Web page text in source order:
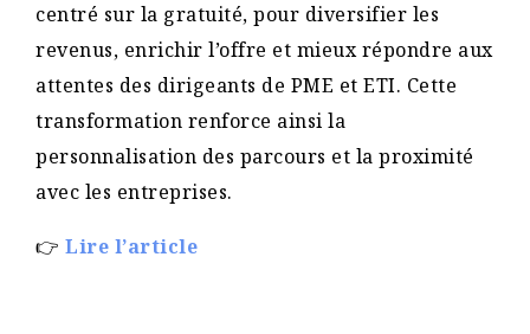
centré sur la gratuité, pour diversifier les
revenus, enrichir l’offre et mieux répondre aux
attentes des dirigeants de PME et ETI. Cette
transformation renforce ainsi la
personnalisation des parcours et la proximité
avec les entreprises.
👉 Lire l’article